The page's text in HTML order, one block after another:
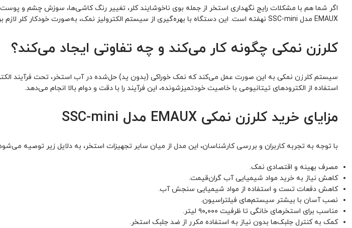
اگر شما هم با مشکلات رایج نگهداری استخر از جمله بوی ناخوشایند کلر، تغییر رنگ کاشی‌ها، سوزش چشم و
EMAUX مدل SSC-mini نهفته است. این دستگاه با بهره‌گیری از سیستم الکترولیز نمک، به‌صورت خودکار کلر لازم برای ضدعفونی آب را تولید می‌کند، بدون نیاز به افزودن مستقیم مواد شیمیایی.
کلرزن نمکی چگونه کار می‌کند و چه تفاوتی ایجاد می‌کند؟
سیستمکلرزن
استفاده از الکترودهای تیتانیومی با خاصیت خودتمیزشونده، این فرآیند را با دقت و دوام بالا انجام می‌دهد.
مزایای خرید کلرزن نمکی EMAUX مدل SSC-mini
با توجه به تجربه کاربران و بررسی کارشناسان، این مدل از میان سایر تجهیزات استخر، به دلایل زیر توصیه
مصرف بهینه و اقتصادی نمک.
کاهش نیاز به خرید مواد شیمیایی آب گران‌قیمت.
کاهش دفعات تست و استفاده از مواد شیمیایی سنجش آب.
نصب آسان با بیشتر سیستم‌های فیلتراسیون.
مناسب برای استخرهای خانگی تا ظرفیت ۹۰٬۰۰۰ لیتر.
کمک به کنترل جلبک‌ها بدون نیاز به استفاده مکرر از ضد جلبک استخر.